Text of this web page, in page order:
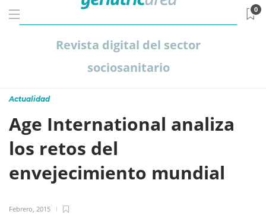
Revista digital del sector
sociosanitario
0
Actualidad
Age International analiza
los retos del
envejecimiento mundial
Febrero, 2015